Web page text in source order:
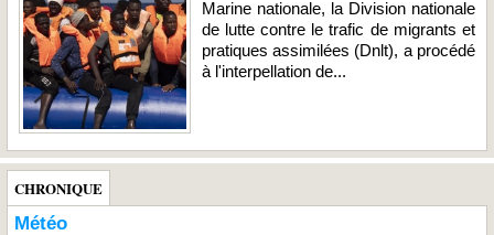
Marine nationale, la Division nationale
de lutte contre le trafic de migrants et
pratiques assimilées (Dnlt), a procédé
à l'interpellation de...
CHRONIQUE
Météo